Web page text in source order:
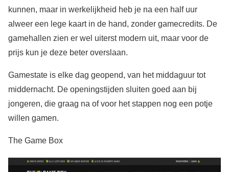
kunnen, maar in werkelijkheid heb je na een half uur
alweer een lege kaart in de hand, zonder gamecredits. De
gamehallen zien er wel uiterst modern uit, maar voor de
prijs kun je deze beter overslaan.
Gamestate is elke dag geopend, van het middaguur tot
middernacht. De openingstijden sluiten goed aan bij
jongeren, die graag na of voor het stappen nog een potje
willen gamen.
The Game Box